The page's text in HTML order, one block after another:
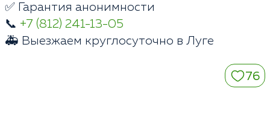
✅ Гарантия анонимности
📞 +7 (812) 241-13-05
🚑 Выезжаем круглосуточно в Луге
76